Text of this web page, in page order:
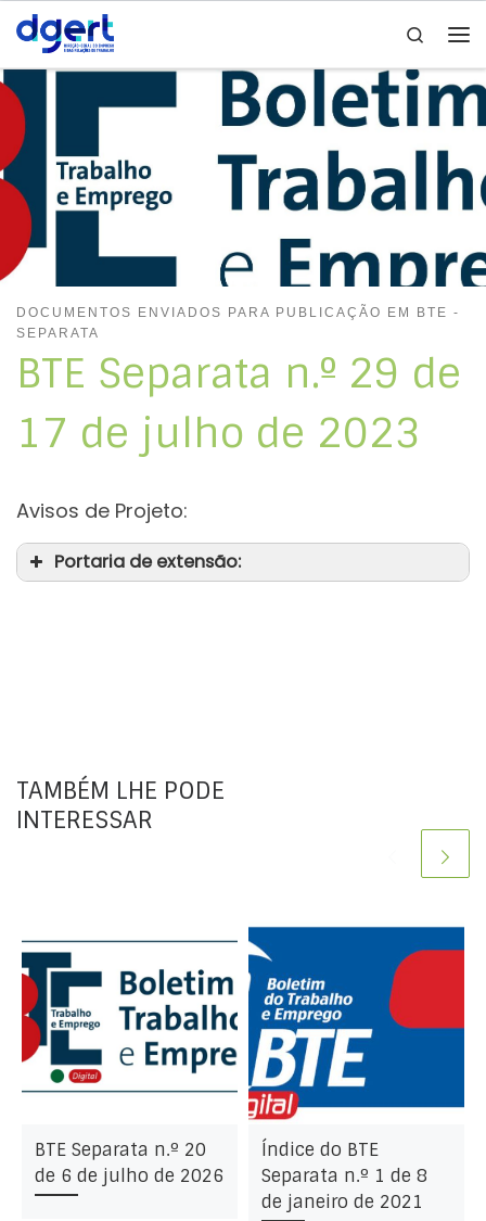
Skip to content
Search
DOCUMENTOS ENVIADOS PARA PUBLICAÇÃO EM BTE -
SEPARATA
BTE Separata n.º 29 de
17 de julho de 2023
Avisos de Projeto:
Portaria de extensão:
TAMBÉM LHE PODE
INTERESSAR
BTE Separata n.º 20
de 6 de julho de 2026
Índice do BTE
Separata n.º 1 de 8
de janeiro de 2021